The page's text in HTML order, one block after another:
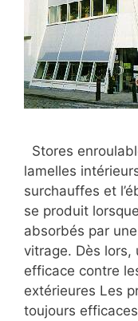
Stores
lamelles
surchauffes et
se produit
absorbés par
vitrage. Dès lors,
efficace contre
extérieures Les
toujours